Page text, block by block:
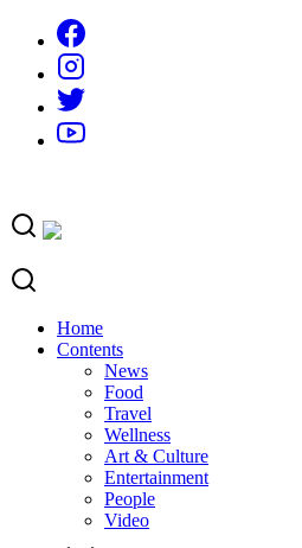
content
Home
Contents
News
Food
Travel
Wellness
Art & Culture
Entertainment
People
Video